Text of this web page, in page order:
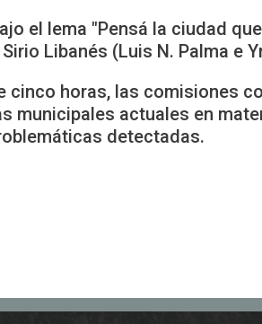
el lema "Pensá la ciudad
Libanés (Luis N. Palma e
horas, las comisiones
municipales actuales en
detectadas.